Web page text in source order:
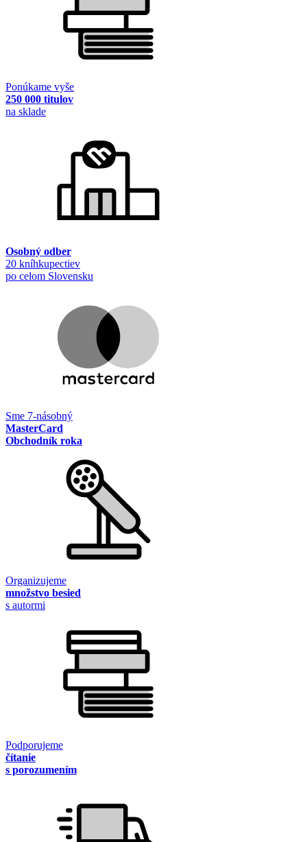
Ponúkame vyše
250 000 titulov
na sklade
Osobný odber
20 kníhkupectiev
po celom Slovensku
Sme 7-násobný
MasterCard
Obchodník roka
Organizujeme
množstvo besied
s autormi
Podporujeme
čítanie
s porozumením